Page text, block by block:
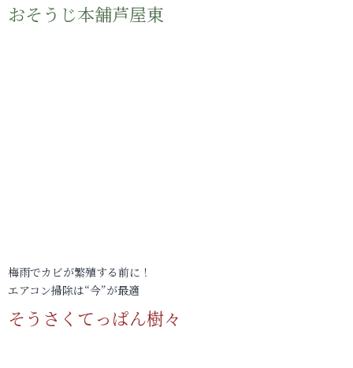
おそうじ本舗芦屋東
梅雨でカビが繁殖する前に！
エアコン掃除は“今”が最適
そうさくてっぱん樹々